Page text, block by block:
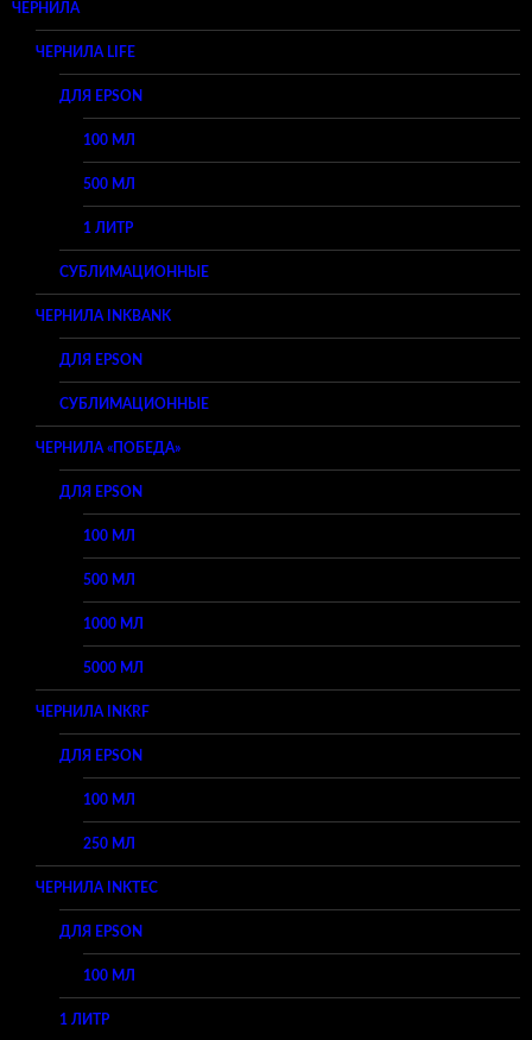
ЧЕРНИЛА
ЧЕРНИЛА LIFE
ДЛЯ EPSON
100 МЛ
500 МЛ
1 ЛИТР
СУБЛИМАЦИОННЫЕ
ЧЕРНИЛА INKBANK
ДЛЯ EPSON
СУБЛИМАЦИОННЫЕ
ЧЕРНИЛА «ПОБЕДА»
ДЛЯ EPSON
100 МЛ
500 МЛ
1000 МЛ
5000 МЛ
ЧЕРНИЛА INKRF
ДЛЯ EPSON
100 МЛ
250 МЛ
ЧЕРНИЛА INKTEC
ДЛЯ EPSON
100 МЛ
1 ЛИТР